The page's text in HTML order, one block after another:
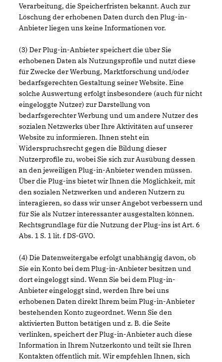
Verarbeitung, die Speicherfristen bekannt. Auch zur
Löschung der erhobenen Daten durch den Plug-in-
Anbieter liegen uns keine Informationen vor.
(3) Der Plug-in-Anbieter speichert die über Sie
erhobenen Daten als Nutzungsprofile und nutzt diese
für Zwecke der Werbung, Marktforschung und/oder
bedarfsgerechten Gestaltung seiner Website. Eine
solche Auswertung erfolgt insbesondere (auch für nicht
eingeloggte Nutzer) zur Darstellung von
bedarfsgerechter Werbung und um andere Nutzer des
sozialen Netzwerks über Ihre Aktivitäten auf unserer
Website zu informieren. Ihnen steht ein
Widerspruchsrecht gegen die Bildung dieser
Nutzerprofile zu, wobei Sie sich zur Ausübung dessen
an den jeweiligen Plug-in-Anbieter wenden müssen.
Über die Plug-ins bietet wir Ihnen die Möglichkeit, mit
den sozialen Netzwerken und anderen Nutzern zu
interagieren, so dass wir unser Angebot verbessern und
für Sie als Nutzer interessanter ausgestalten können.
Rechtsgrundlage für die Nutzung der Plug-ins ist Art. 6
Abs. 1 S. 1 lit. f DS-GVO.
(4) Die Datenweitergabe erfolgt unabhängig davon, ob
Sie ein Konto bei dem Plug-in-Anbieter besitzen und
dort eingeloggt sind. Wenn Sie bei dem Plug-in-
Anbieter eingeloggt sind, werden Ihre bei uns
erhobenen Daten direkt Ihrem beim Plug-in-Anbieter
bestehenden Konto zugeordnet. Wenn Sie den
aktivierten Button betätigen und z. B. die Seite
verlinken, speichert der Plug-in-Anbieter auch diese
Information in Ihrem Nutzerkonto und teilt sie Ihren
Kontakten öffentlich mit. Wir empfehlen Ihnen, sich